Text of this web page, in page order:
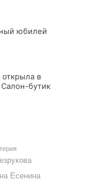
юбилей
в
бутик
Есенина